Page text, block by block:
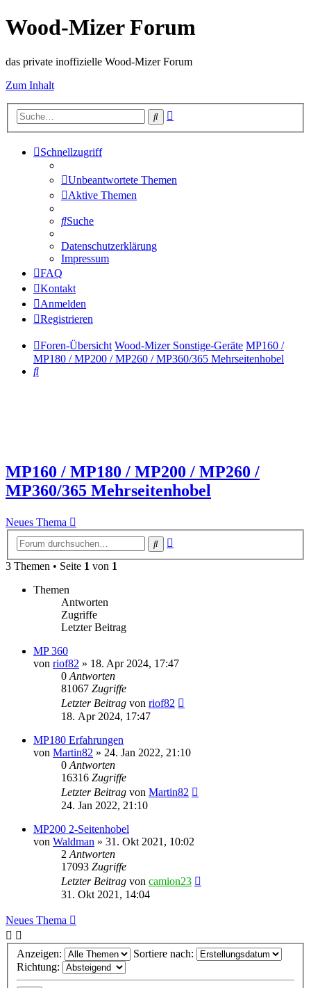
Wood-Mizer Forum
das private inoffizielle Wood-Mizer Forum
Zum Inhalt
Suche
Schnellzugriff
Unbeantwortete Themen
Aktive Themen
Suche
Datenschutzerklärung
Impressum
FAQ
Kontakt
Anmelden
Registrieren
Foren-Übersicht Wood-Mizer Sonstige-Geräte MP160 /
MP180 / MP200 / MP260 / MP360/365 Mehrseitenhobel
Suche
MP160 / MP180 / MP200 / MP260 /
MP360/365 Mehrseitenhobel
Neues Thema
Suche
3 Themen • Seite 1 von 1
Themen
Antworten
Zugriffe
Letzter Beitrag
MP 360
von riof82 » 18. Apr 2024, 17:47
0 Antworten
81067 Zugriffe
Letzter Beitrag von riof82
18. Apr 2024, 17:47
MP180 Erfahrungen
von Martin82 » 24. Jan 2022, 21:10
0 Antworten
16316 Zugriffe
Letzter Beitrag von Martin82
24. Jan 2022, 21:10
MP200 2-Seitenhobel
von Waldman » 31. Okt 2021, 10:02
2 Antworten
17093 Zugriffe
Letzter Beitrag von camion23
31. Okt 2021, 14:04
Neues Thema
Anzeigen:
Sortiere nach:
Richtung: